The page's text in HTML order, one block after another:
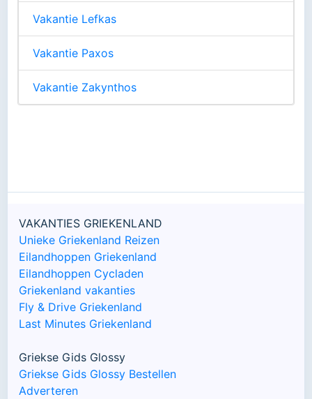
Vakantie Lefkas
Vakantie Paxos
Vakantie Zakynthos
VAKANTIES GRIEKENLAND
Unieke Griekenland Reizen
Eilandhoppen Griekenland
Eilandhoppen Cycladen
Griekenland vakanties
Fly & Drive Griekenland
Last Minutes Griekenland
Griekse Gids Glossy
Griekse Gids Glossy Bestellen
Adverteren